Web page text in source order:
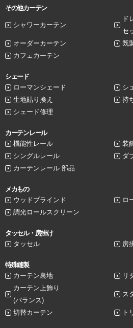
その他カーテン
シャワーカーテン
ド
セ
オーダーカーテン
既
カフェカーテン
シェード
ローマンシェード
シ
生地貼り換え
持
シェード修理
カーテンレール
機能性レール
装
シングルレール
ダ
カーテンレール 部品
メカもの
ウッドブラインド
ロ
調光ロールスクリーン
タッセル・房掛け
タッセル
房
特殊縫製
カーテン裏地
リ
カーテン上飾り
(バランス)
ス
切替カーテン ト